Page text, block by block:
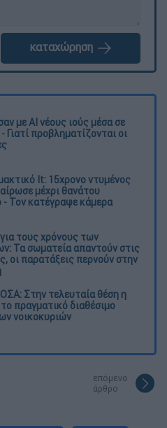
καταχώρηση
με AI νέους ιούς μέσα σε
Γιατί προβληματίζονται οι
It: 15χρονο ντυμένος
μέχρι θανάτου
- Τον κατέγραψε κάμερα
τους χρόνους των
Τα σωματεία απαντούν στις
οι παρατάξεις περνούν στην
Στην τελευταία θέση η
πραγματικό διαθέσιμο
νοικοκυριών
επόμενο
άρθρο